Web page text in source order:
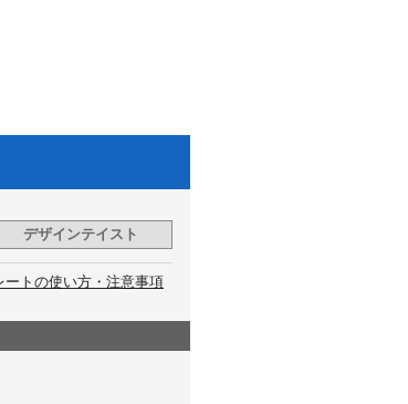
デザインテイスト
ートの使い方・注意事項